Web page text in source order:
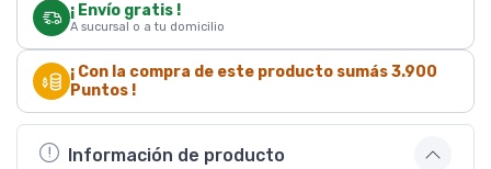
¡ Envío gratis !
A sucursal o a tu domicilio
¡ Con la compra de este producto sumás3.900
Puntos !
Información de producto